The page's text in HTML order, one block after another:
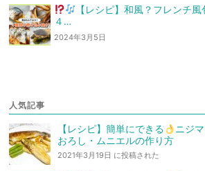
【レシピ】和風？フレンチ風
４…
2024年3月5日
人気記事
【レシピ】簡単にできる
ニジ
おろし・ムニエルの作り方
2021年3月19日 に投稿された